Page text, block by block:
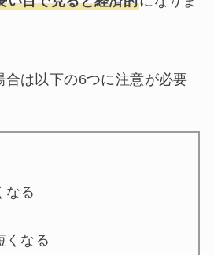
合は以下の6つに注意が必要
なる
くなる